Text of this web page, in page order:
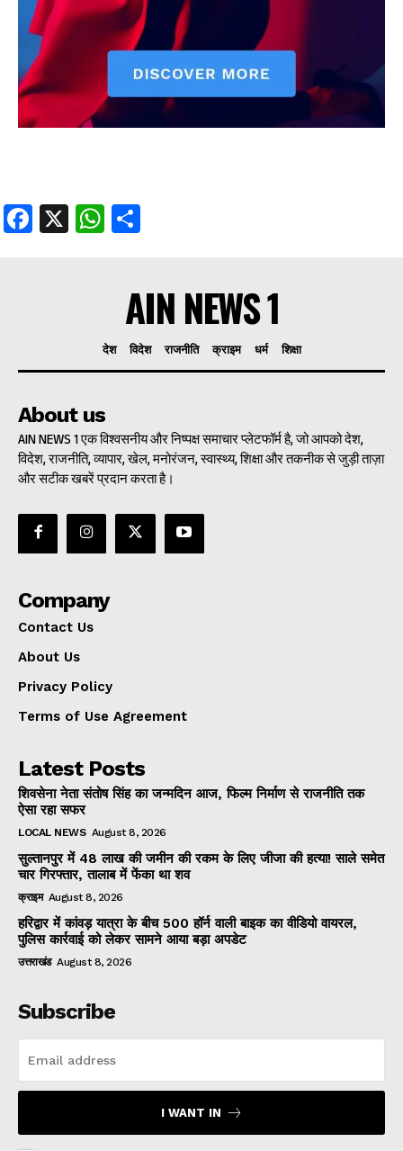
Facebook
X WhatsApp
AIN NEWS 1
देश विदेश राजनीति क्राइम धर्म शिक्षा
About us
AIN NEWS 1 एक विश्वसनीय और निष्पक्ष समाचार प्लेटफॉर्म है, जो आपको देश,
विदेश, राजनीति, व्यापार, खेल, मनोरंजन, स्वास्थ्य, शिक्षा और तकनीक से जुड़ी ताज़ा
और सटीक खबरें प्रदान करता है।
Company
Contact Us
About Us
Privacy Policy
Terms of Use Agreement
Latest Posts
शिवसेना नेता संतोष सिंह का जन्मदिन आज, फिल्म निर्माण से राजनीति तक
ऐसा रहा सफर
LOCAL NEWS August 8, 2026
सुल्तानपुर में 48 लाख की जमीन की रकम के लिए जीजा की हत्या! साले समेत
चार गिरफ्तार, तालाब में फेंका था शव
क्राइम August 8, 2026
हरिद्वार में कांवड़ यात्रा के बीच 500 हॉर्न वाली बाइक का वीडियो वायरल,
पुलिस कार्रवाई को लेकर सामने आया बड़ा अपडेट
उत्तराखंड August 8, 2026
Subscribe
I WANT IN